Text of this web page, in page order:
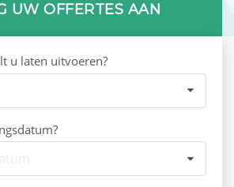
UW OFFERTES AAN
u laten uitvoeren?